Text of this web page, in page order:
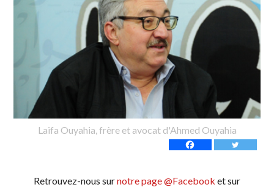
Laifa Ouyahia, frère et avocat d'Ahmed Ouyahia
Retrouvez-nous surnotre page @Facebook et sur